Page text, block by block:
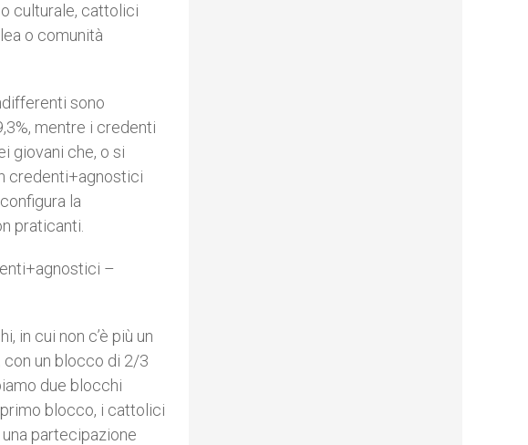
culturale, cattolici
o comunità
sono
mentre i credenti
giovani che, o si
credenti+agnostici
la
praticanti.
–
in cui non c’è più un
un blocco di 2/3
due blocchi
blocco, i cattolici
partecipazione